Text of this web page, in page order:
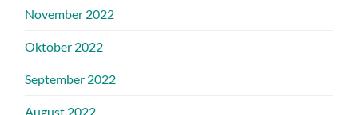
November 2022
Oktober 2022
September 2022
August 2022